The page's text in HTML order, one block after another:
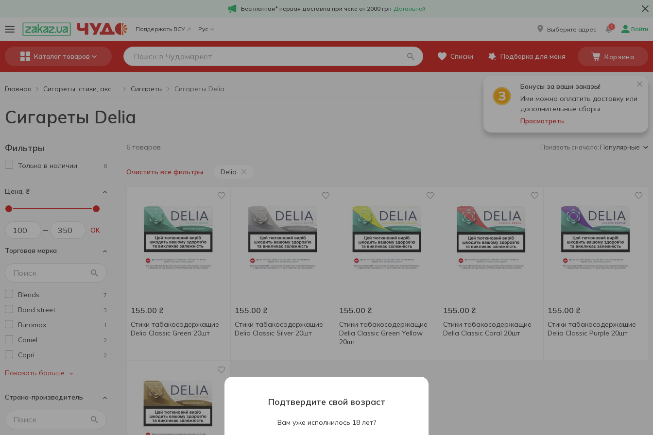
Бесплатная* первая доставка при чеке от 2000 грн Детальней
Поддержать ВСУ Рус Выберите адрес 1 Войти
Каталог товаров Списки Подборка для меня Корзина
Бонусы за ваши заказы!
Ими можно оплатить доставку или
дополнительные сборы.
Просмотреть
Главная Сигареты Сигареты Delia
Сигареты Delia
Фильтры
Только в наличии 6
Цена, ₴
OK
Торговая марка
Blends 7
Bond street 3
Buromax 1
Camel 2
Capri 2
Chesterfield
Delia 6
Gрима
Показать больше
Страна-производитель
6 товаров Показать сначала: Популярные
Очистить все фильтры Delia
155.00 ₴
Стики табакосодержащие
Delia Classic Green 20шт
155.00 ₴
Стики табакосодержащие
Delia Classic Silver 20шт
155.00 ₴
Стики табакосодержащие
Delia Classic Green Yellow
20шт
155.00 ₴
Стики табакосодержащие
Delia Classic Coral 20шт
155.00 ₴
Стики табакосодержащие
Delia Classic Purple 20шт
Подтвердите свой возраст
Вам уже исполнилось 18 лет?